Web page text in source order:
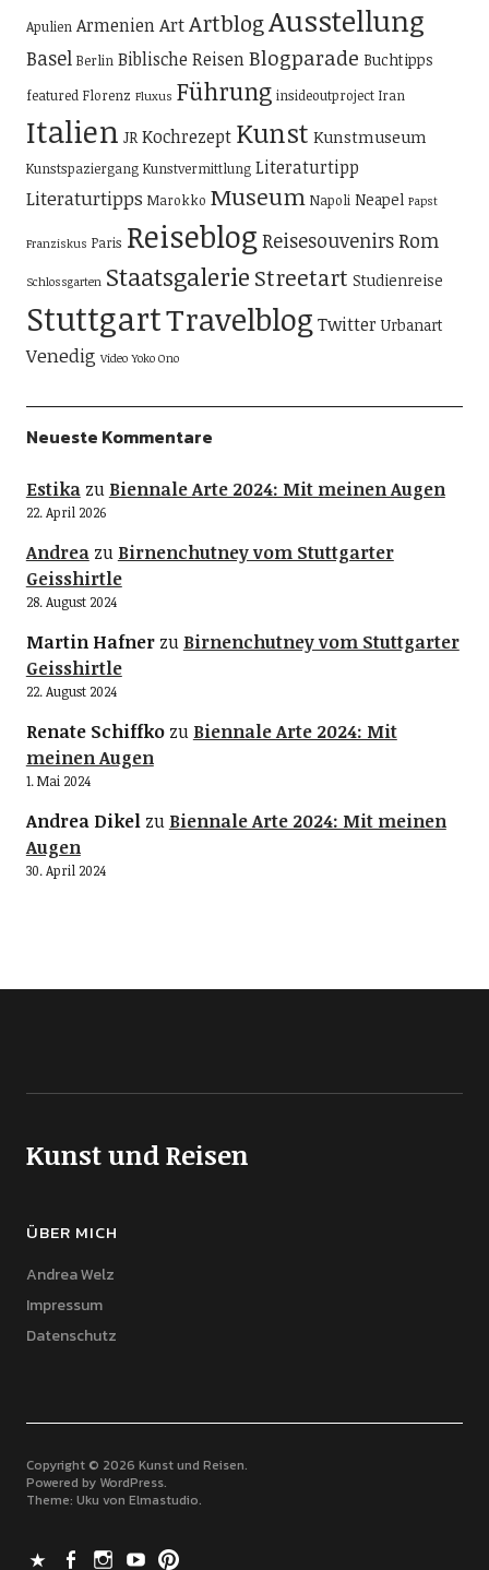
Apulien ArmenienArtArtblogAusstellung
Basel Berlin Biblische ReisenBlogparade Buchtipps
featured Florenz Fluxus Führung insideoutproject Iran
Italien JR Kochrezept Kunst Kunstmuseum
Kunstspaziergang Kunstvermittlung Literaturtipp
Literaturtipps Marokko Museum Napoli Neapel Papst
Franziskus Paris Reiseblog ReisesouvenirsRom
Schlossgarten Staatsgalerie Streetart Studienreise
StuttgartTravelblog Twitter Urbanart
Venedig Video Yoko Ono
Neueste Kommentare
Estikazu Biennale Arte 2024: Mit meinen Augen
22. April 2026
Andreazu Birnenchutney vom Stuttgarter
Geisshirtle
28. August 2024
Martin Hafnerzu Birnenchutney vom Stuttgarter
Geisshirtle
22. August 2024
Renate Schiffkozu Biennale Arte 2024: Mit
meinen Augen
1. Mai 2024
Andrea Dikelzu Biennale Arte 2024: Mit meinen
Augen
30. April 2024
Kunst und Reisen
ÜBER MICH
Andrea Welz
Impressum
Datenschutz
Copyright © 2026 Kunst und Reisen
Powered by WordPress
Theme: Uku von Elmastudio